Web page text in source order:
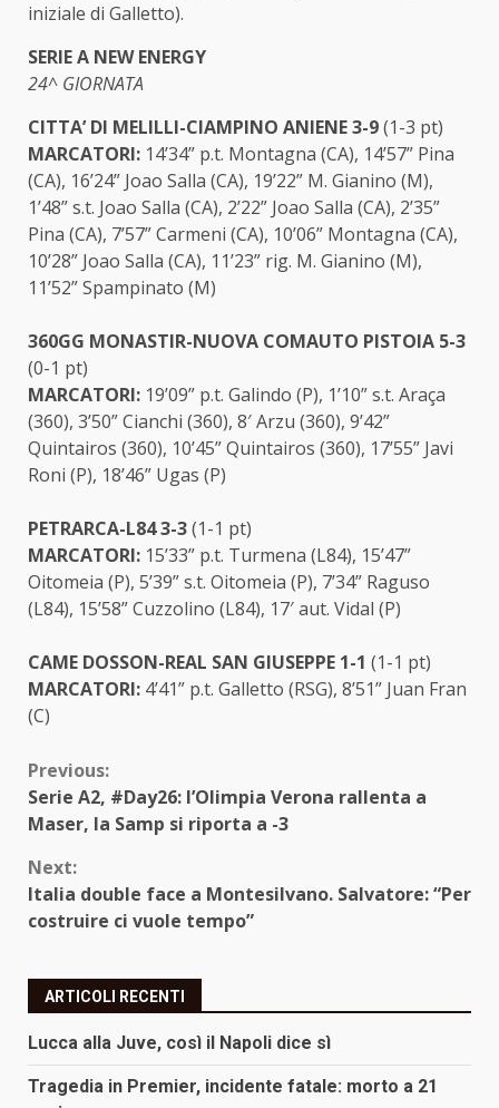
iniziale di Galletto).
SERIE A NEW ENERGY
24^ GIORNATA
CITTA’ DI MELILLI-CIAMPINO ANIENE 3-9(1-3 pt)
MARCATORI: 14’34” p.t. Montagna (CA), 14’57” Pina
(CA), 16’24” Joao Salla (CA), 19’22” M. Gianino (M),
1’48” s.t. Joao Salla (CA), 2’22” Joao Salla (CA), 2’35”
Pina (CA), 7’57” Carmeni (CA), 10’06” Montagna (CA),
10’28” Joao Salla (CA), 11’23” rig. M. Gianino (M),
11’52” Spampinato (M)
360GG MONASTIR-NUOVA COMAUTO PISTOIA 5-3
(0-1 pt)
MARCATORI: 19’09” p.t. Galindo (P), 1’10” s.t. Araça
(360), 3’50” Cianchi (360), 8′ Arzu (360), 9’42”
Quintairos (360), 10’45” Quintairos (360), 17’55” Javi
Roni (P), 18’46” Ugas (P)
PETRARCA-L84 3-3(1-1 pt)
MARCATORI: 15’33” p.t. Turmena (L84), 15’47”
Oitomeia (P), 5’39” s.t. Oitomeia (P), 7’34” Raguso
(L84), 15’58” Cuzzolino (L84), 17′ aut. Vidal (P)
CAME DOSSON-REAL SAN GIUSEPPE 1-1 (1-1 pt)
MARCATORI: 4’41” p.t. Galletto (RSG), 8’51” Juan Fran
(C)
Continue
Reading
Previous:
Serie A2, #Day26: l’Olimpia Verona rallenta a
Maser, la Samp si riporta a -3
Next:
Italia double face a Montesilvano. Salvatore: “Per
costruire ci vuole tempo”
ARTICOLI RECENTI
Lucca alla Juve, così il Napoli dice sì
Tragedia in Premier, incidente fatale: morto a 21